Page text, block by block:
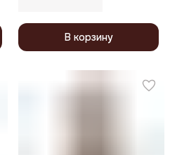
В корзину